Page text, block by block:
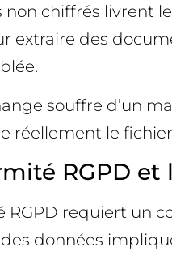
non chiffrés livrent
extraire des
souffre d’un
réellement le
RGPD et
RGPD requiert un
données